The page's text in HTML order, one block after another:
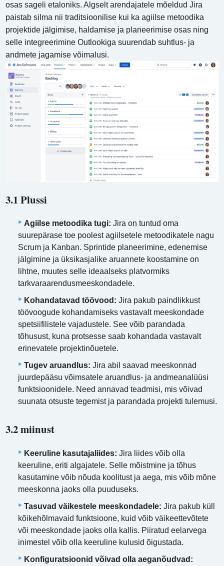
osas sageli etaloniks. Algselt arendajatele mõeldud Jira
paistab silma nii traditsioonilise kui ka agiilse metoodika
projektide jälgimise, haldamise ja planeerimise osas ning
selle integreerimine Outlookiga suurendab suhtlus- ja
andmete jagamise võimalusi.
3.1 Plussi
Agiilse metoodika tugi: Jira on tuntud oma
suurepärase toe poolest agiilsetele metoodikatele nagu
Scrum ja Kanban. Sprintide planeerimine, edenemise
jälgimine ja üksikasjalike aruannete koostamine on
lihtne, muutes selle ideaalseks platvormiks
tarkvaraarendusmeeskondadele.
Kohandatavad töövood: Jira pakub paindlikkust
töövoogude kohandamiseks vastavalt meeskondade
spetsiifilistele vajadustele. See võib parandada
tõhusust, kuna protsesse saab kohandada vastavalt
erinevatele projektinõuetele.
Tugev aruandlus: Jira abil saavad meeskonnad
juurdepääsu võimsatele aruandlus- ja andmeanalüüsi
funktsioonidele. Need annavad teadmisi, mis võivad
suunata otsuste tegemist ja parandada projekti tulemusi.
3.2 miinust
Keeruline kasutajaliides: Jira liides võib olla
keeruline, eriti algajatele. Selle mõistmine ja tõhus
kasutamine võib nõuda koolitust ja aega, mis võib mõne
meeskonna jaoks olla puuduseks.
Tasuvad väikestele meeskondadele: Jira pakub küll
kõikehõlmavaid funktsioone, kuid võib väikeettevõtete
või meeskondade jaoks olla kallis. Piiratud eelarvega
inimestel võib olla keeruline kulusid õigustada.
Konfiguratsioonid võivad olla aeganõudvad: